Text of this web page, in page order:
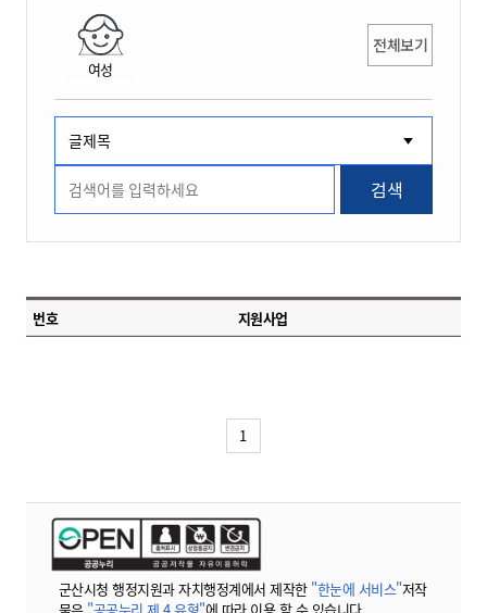
여성
전체보기
검색
번호 지원사업
1
군산시청 행정지원과 자치행정계에서 제작한 "한눈에 서비스"저작